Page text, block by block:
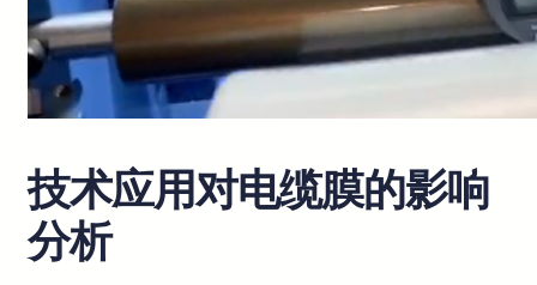
技术应用对电缆膜的影响
分析